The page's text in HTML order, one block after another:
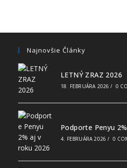
Najnovšie Články
LETNÝ ZRAZ 2026
18. FEBRUÁRA 2026 / 0
Podporte Penyu
4. FEBRUÁRA 2026 / 0